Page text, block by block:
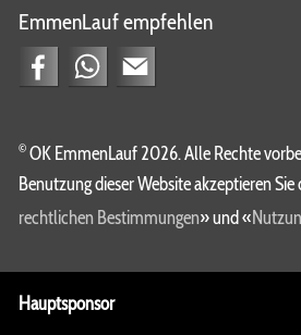
EmmenLauf empfehlen
© OK EmmenLauf 2026. Alle Rechte
Benutzung dieser Website akzeptieren Sie
rechtlichen Bestimmungen» und «
Hauptsponsor